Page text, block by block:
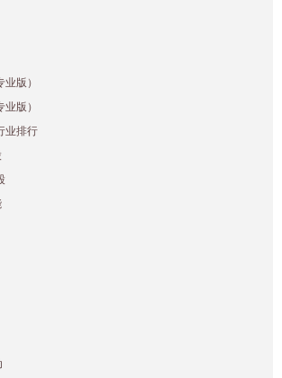
版）
版）
业排行